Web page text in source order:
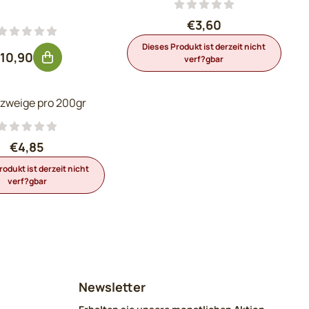
Preis: 10,90, ohne MwSt.: 9,01
Preis: 3,60, ohne
€3,60
Dieses Produkt ist derzeit nicht
verf?gbar
pro 200gr
Preis: 4,85, ohne MwSt.: 4,01
€4,85
ist derzeit nicht
verf?gbar
Newsletter